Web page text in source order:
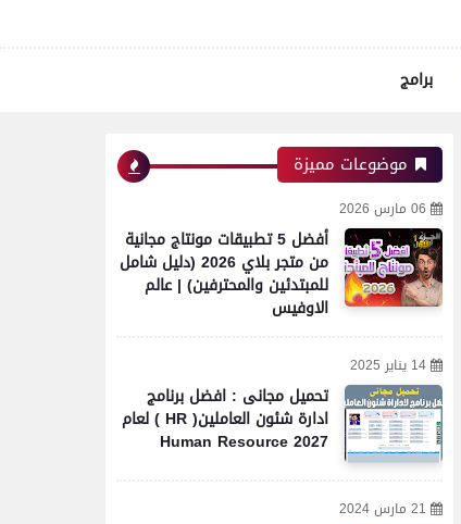
برامج
موضوعات مميزة
06 مارس 2026
أفضل 5 تطبيقات مونتاج مجانية
من متجر بلاي 2026 (دليل شامل
للمبتدئين والمحترفين) | عالم
الاوفيس
14 يناير 2025
تحميل مجانى : افضل برنامج
ادارة شئون العاملين( HR ) لعام
2027 Human Resource
21 مارس 2024